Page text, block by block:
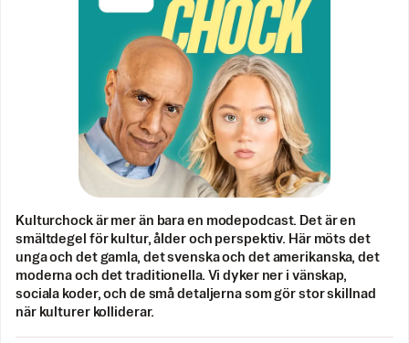
Kulturchock är mer än bara en modepodcast. Det är en
smältdegel för kultur, ålder och perspektiv. Här möts det
unga och det gamla, det svenska och det amerikanska, det
moderna och det traditionella. Vi dyker ner i vänskap,
sociala koder, och de små detaljerna som gör stor skillnad
när kulturer kolliderar.